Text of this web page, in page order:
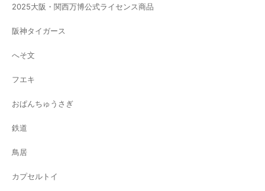
2025大阪・関西万博公式ライセンス商品
阪神タイガース
へそ文
フエキ
おぱんちゅうさぎ
鉄道
鳥居
カプセルトイ